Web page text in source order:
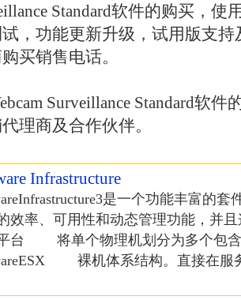
Standard软件的购买，
，功能更新升级，试用版支
买销售电话。
Surveillance Standard软
理商及合作伙伴。
Infrastructure
是一个功能丰富的
效率、可用性和动态管理功能，并
台 将单个物理机划分为多个
裸机体系结构。直接在服